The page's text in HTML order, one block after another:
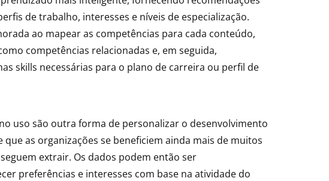
de trabalho, interesses e níveis de especialização.
ao mapear as competências para cada conteúdo,
competências relacionadas e, em seguida,
skills necessárias para o plano de carreira ou perfil de
uso são outra forma de personalizar o desenvolvimento
as organizações se beneficiem ainda mais de muitos
extrair. Os dados podem então ser
preferências e interesses com base na atividade do